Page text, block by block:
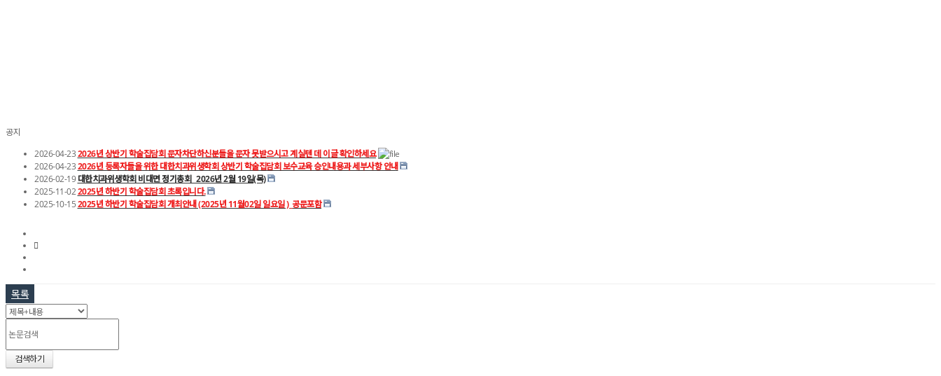
공지
2026-04-232026년 상반기 학술집담회 문자차단하신분들을 문자 못받으시고 계실텐 데 이글 확인하세요
2026-04-232026년 등록자들을 위한 대한치과위생학회 상반기 학술집담회 보수교육 승인내용과 세부사항 안내
2026-02-19대한치과위생학회 비대면 정기총회_ 2026년 2월 19일(목)
2025-11-022025년 하반기 학술집담회 초록입니다.
2025-10-152025년 하반기 학술집담회 개최안내 (2025년 11월02일 일요일 )_공문포함
목록
검색하기